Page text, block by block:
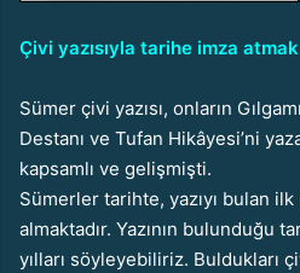
Çivi yazısıyla tarihe imza
Sümer çivi yazısı, onların
Destanı ve Tufan Hikâyesi’ni
kapsamlı ve gelişmişti.
Sümerler tarihte, yazıyı bulan
almaktadır. Yazının bulunduğu
yılları söyleyebiliriz. Buldukları